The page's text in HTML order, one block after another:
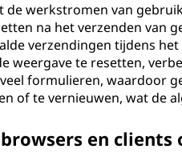
de werkstromen van
na het verzenden van
verzendingen tijdens
weergave te resetten,
formulieren, waardoor
of te vernieuwen, wat de
en clients